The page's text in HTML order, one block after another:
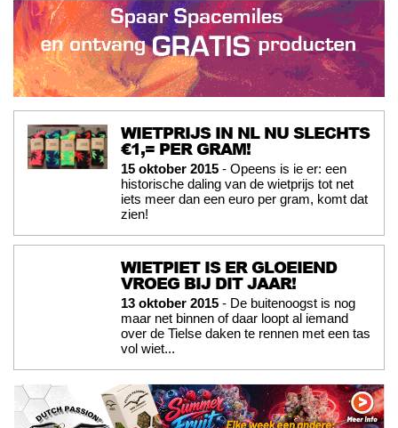
WIETPRIJS IN NL NU SLECHTS
€1,= PER GRAM!
15 oktober 2015 - Opeens is ie er: een
historische daling van de wietprijs tot net
iets meer dan een euro per gram, komt dat
zien!
WIETPIET IS ER GLOEIEND
VROEG BIJ DIT JAAR!
13 oktober 2015 - De buitenoogst is nog
maar net binnen of daar loopt al iemand
over de Tielse daken te rennen met een tas
vol wiet...